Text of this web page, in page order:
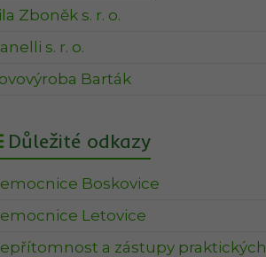
Zboněk s. r. o.
s. r. o.
Barták
Důležité odkazy
Boskovice
Letovice
a zástupy praktických